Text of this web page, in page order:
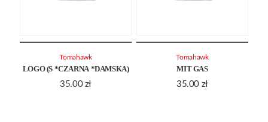
LOGO (S *CZARNA *DAMSKA)
35.00 zł
Tomahawk
MIT GAS
35.00 zł
Tomahawk